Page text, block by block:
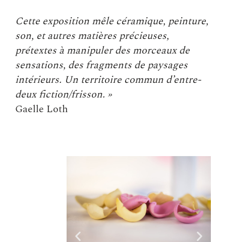
Cette exposition mêle céramique, peinture,
son, et autres matières précieuses,
prétextes à manipuler des morceaux de
sensations, des fragments de paysages
intérieurs. Un territoire commun d’entre-
deux fiction/frisson. »
Gaelle Loth